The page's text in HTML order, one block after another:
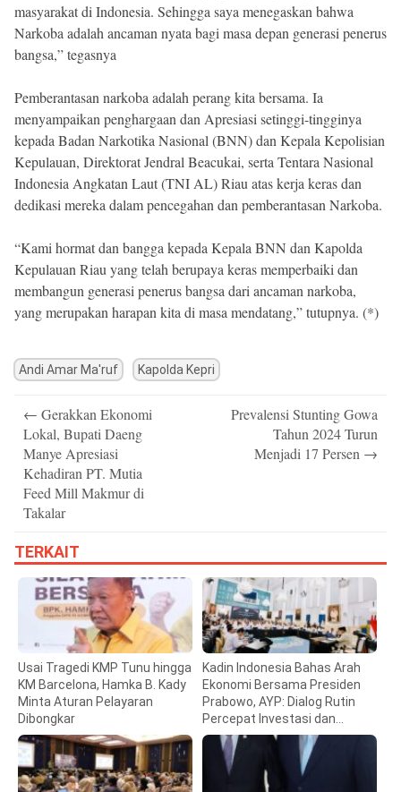
masyarakat di Indonesia. Sehingga saya menegaskan bahwa
Narkoba adalah ancaman nyata bagi masa depan generasi penerus
bangsa,” tegasnya
Pemberantasan narkoba adalah perang kita bersama. Ia
menyampaikan penghargaan dan Apresiasi setinggi-tingginya
kepada Badan Narkotika Nasional (BNN) dan Kepala Kepolisian
Kepulauan, Direktorat Jendral Beacukai, serta Tentara Nasional
Indonesia Angkatan Laut (TNI AL) Riau atas kerja keras dan
dedikasi mereka dalam pencegahan dan pemberantasan Narkoba.
“Kami hormat dan bangga kepada Kepala BNN dan Kapolda
Kepulauan Riau yang telah berupaya keras memperbaiki dan
membangun generasi penerus bangsa dari ancaman narkoba,
yang merupakan harapan kita di masa mendatang,” tutupnya. (*)
Andi Amar Ma'ruf Kapolda Kepri
navigation
← Gerakkan Ekonomi
Lokal, Bupati Daeng
Manye Apresiasi
Kehadiran PT. Mutia
Feed Mill Makmur di
Takalar
Prevalensi Stunting Gowa
Tahun 2024 Turun
Menjadi 17 Persen →
TERKAIT
Usai Tragedi KMP Tunu hingga
KM Barcelona, Hamka B. Kady
Minta Aturan Pelayaran
Dibongkar
Kadin Indonesia Bahas Arah
Ekonomi Bersama Presiden
Prabowo, AYP: Dialog Rutin
Percepat Investasi dan
Pertumbuhan